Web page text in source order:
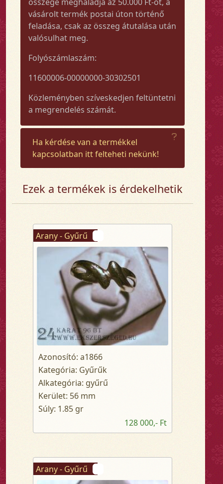
vásárolt termék postai úton történő
feladása, csak az összeg átutalása után
valósulhat meg.
Folyószámlaszám:
11600006-00000000-30302501
Közleményben szíveskedjen feltüntetni
a megrendelés számát.
Ha kérdése van a termékkel
kapcsolatban itt felteheti nekünk!
Ezek a termékek is érdekelhetik
Arany - Gyűrű
Azonosító: a1866
Kategória: Gyűrűk
Alkategória: gyűrű
Kerület: 56 mm
Súly: 1.85 gr
128 000,- Ft
Arany - Gyűrű